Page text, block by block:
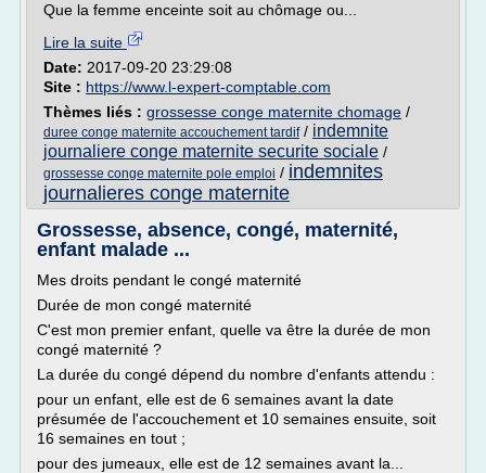
Que la femme enceinte soit au chômage ou...
Lire la suite
Date: 2017-09-20 23:29:08
Site : https://www.l-expert-comptable.com
Thèmes liés : grossesse conge maternite chomage /
duree conge maternite accouchement tardif/ indemnite
journaliere conge maternite securite sociale /
grossesse conge maternite pole emploi / indemnites
journalieres conge maternite
Grossesse, absence, congé, maternité,
enfant malade ...
Mes droits pendant le congé maternité
Durée de mon congé maternité
C'est mon premier enfant, quelle va être la durée de mon
congé maternité ?
La durée du congé dépend du nombre d'enfants attendu :
pour un enfant, elle est de 6 semaines avant la date
présumée de l'accouchement et 10 semaines ensuite, soit
16 semaines en tout ;
pour des jumeaux, elle est de 12 semaines avant la...